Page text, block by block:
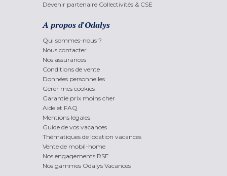
Devenir partenaire Collectivités & CSE
A propos d'Odalys
Qui sommes-nous ?
Nous contacter
Nos assurances
Conditions de vente
Données personnelles
Gérer mes cookies
Garantie prix moins cher
Aide et FAQ
Mentions légales
Guide de vos vacances
Thématiques de location vacances
Vente de mobil-home
Nos engagements RSE
Nos gammes Odalys Vacances